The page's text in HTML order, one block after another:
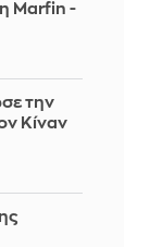
Marfin -
την
Κίναν